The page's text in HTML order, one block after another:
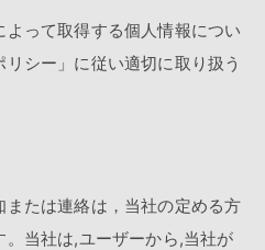
って取得する個人情報につい
シー」に従い適切に取り扱う
たは連絡は，当社の定める方
当社は,ユーザーから,当社が